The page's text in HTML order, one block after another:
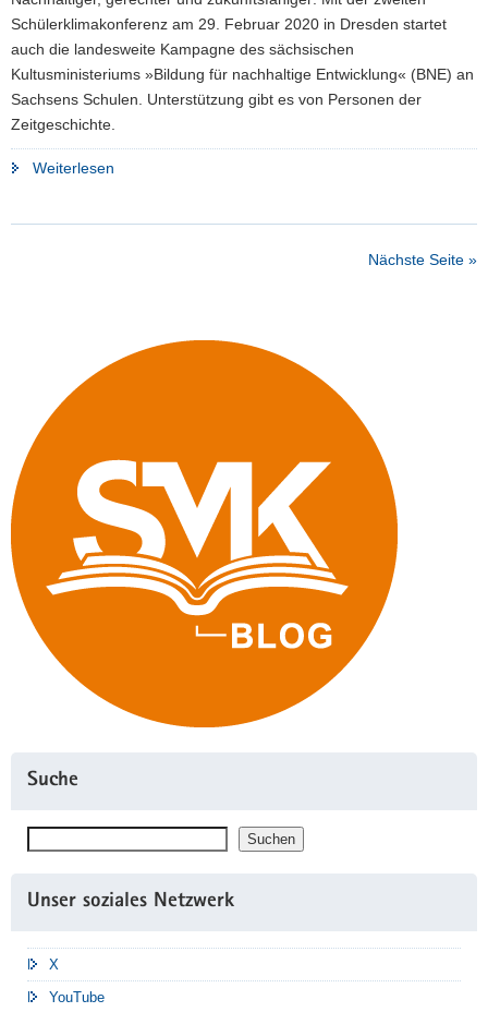
Schülerklimakonferenz am 29. Februar 2020 in Dresden startet
auch die landesweite Kampagne des sächsischen
Kultusministeriums »Bildung für nachhaltige Entwicklung« (BNE) an
Sachsens Schulen. Unterstützung gibt es von Personen der
Zeitgeschichte.
Weiterlesen
»Bildung
für
BNE«
Nächste Seite »
Suche
Suchen Suchen
Unser soziales Netzwerk
X
YouTube